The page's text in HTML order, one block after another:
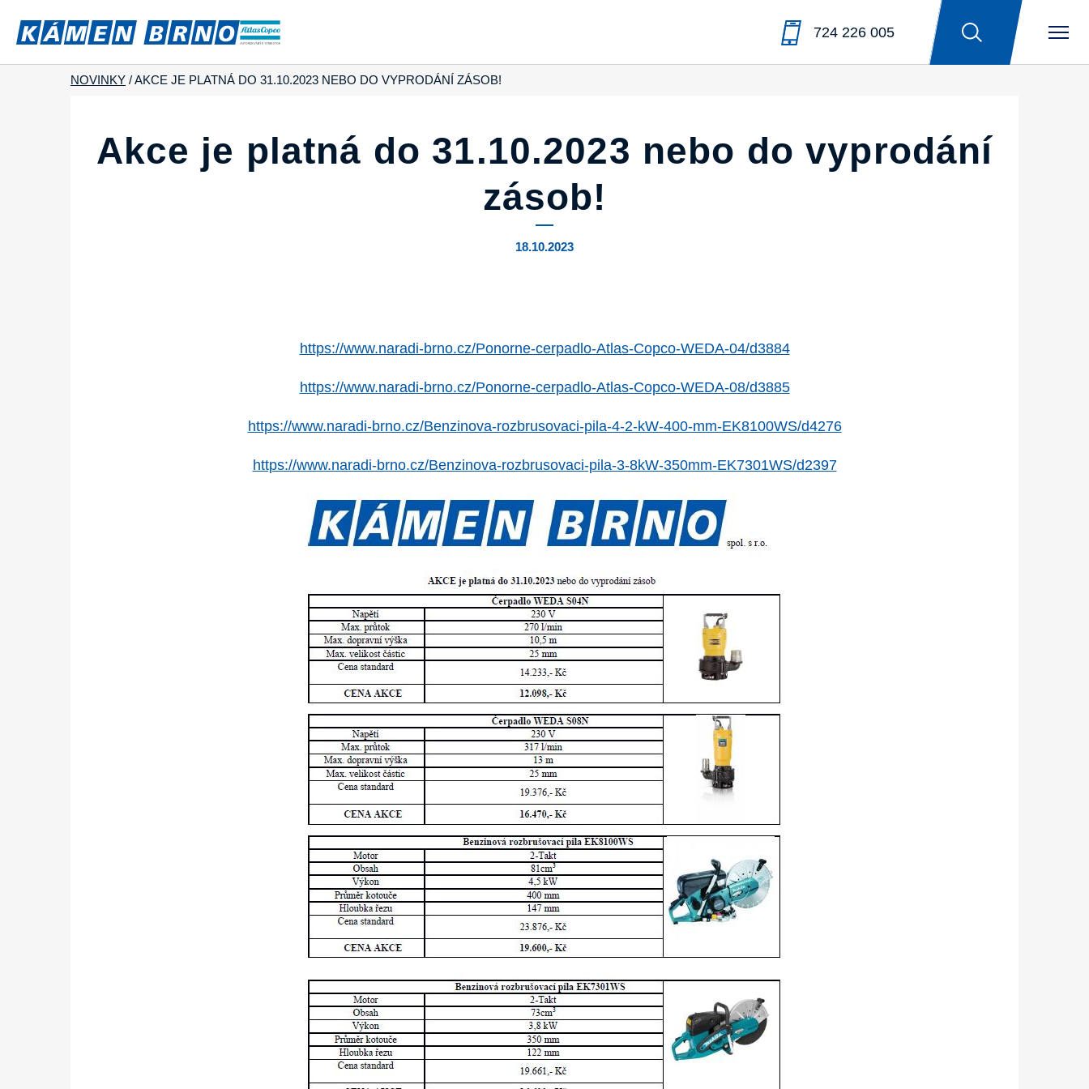
724 226 005
NOVINKY /AKCE JE PLATNÁ DO 31.10.2023 NEBO DO VYPRODÁNÍ ZÁSOB!
Akce je platná do 31.10.2023 nebo do vyprodání
zásob!
18.10.2023
https://www.naradi-brno.cz/Ponorne-cerpadlo-Atlas-Copco-WEDA-04/d3884
https://www.naradi-brno.cz/Ponorne-cerpadlo-Atlas-Copco-WEDA-08/d3885
https://www.naradi-brno.cz/Benzinova-rozbrusovaci-pila-4-2-kW-400-mm-EK8100WS/d4276
https://www.naradi-brno.cz/Benzinova-rozbrusovaci-pila-3-8kW-350mm-EK7301WS/d2397